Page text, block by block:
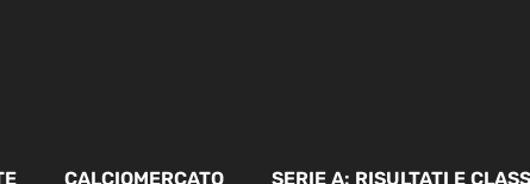
CALCIOMERCATO SERIE A: RISULTATI E